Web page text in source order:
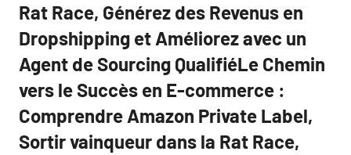
Rat Race, Générez des Revenus en
Dropshipping et Améliorez avec un
Agent de Sourcing QualifiéLe Chemin
vers le Succès en E-commerce :
Comprendre Amazon Private Label,
Sortir vainqueur dans la Rat Race,